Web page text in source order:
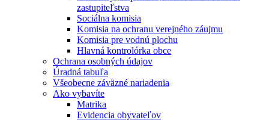
zastupiteľstva
Sociálna komisia
Komisia na ochranu verejného záujmu
Komisia pre vodnú plochu
Hlavná kontrolórka obce
Ochrana osobných údajov
Úradná tabuľa
Všeobecne záväzné nariadenia
Ako vybavíte
Matrika
Evidencia obyvateľov